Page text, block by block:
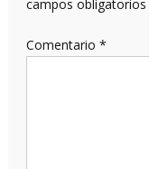
campos
Comentario *